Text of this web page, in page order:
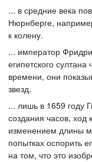
... в средние века
Нюрнберге,
к колену.
... император
египетского
времени, они
звезд.
... лишь в 1659 году
создания часов, ход
изменением длины
попытках оспорить
на том, что это